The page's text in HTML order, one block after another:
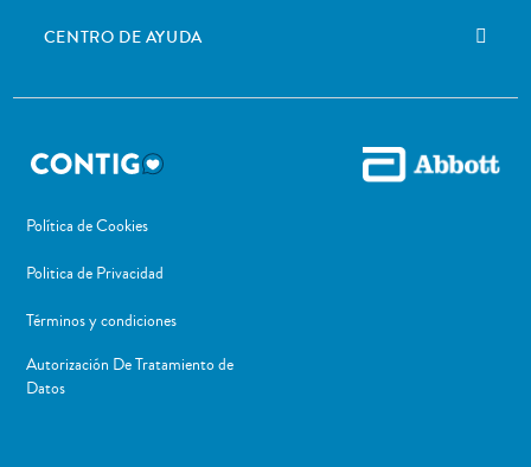
CENTRO DE AYUDA
Política de Cookies
Politica de Privacidad
Términos y condiciones
Autorización De Tratamiento de
Datos